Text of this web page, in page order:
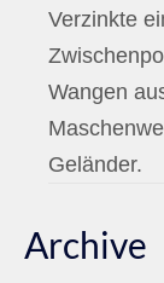
Verzinkte
Wangen
Geländer.
Archive